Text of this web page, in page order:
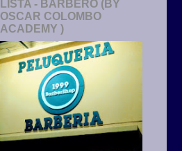
LISTA - BARBERO (BY
OSCAR COLOMBO
ACADEMY )